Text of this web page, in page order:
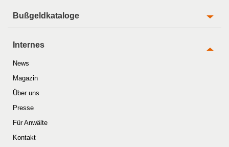
Bußgeldkataloge
Internes
News
Magazin
Über uns
Presse
Für Anwälte
Kontakt